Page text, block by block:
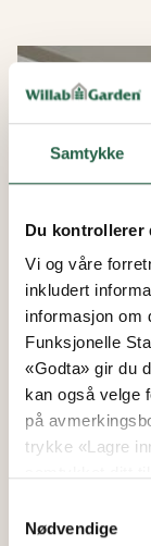
Samtykke
Du kontrollerer
Vi og våre
inkludert
informasjon om
Funksjonelle
«Godta» gir du
kan også velge
på
trykke «Lagre
om hvordan vi
Nødvendige
LED-
Fra
kr 5 595